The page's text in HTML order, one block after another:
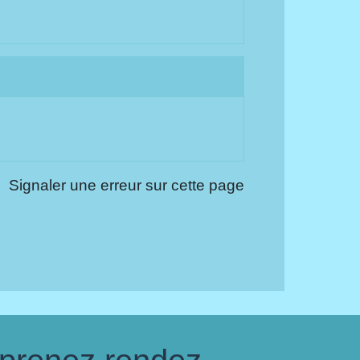
Signaler une erreur sur cette page